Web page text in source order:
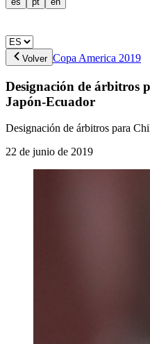
Volver Copa America 2019
Designación de árbitros
Japón-Ecuador
Designación de árbitros para
22 de junio de 2019